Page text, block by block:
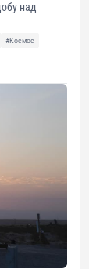
над
#Космос